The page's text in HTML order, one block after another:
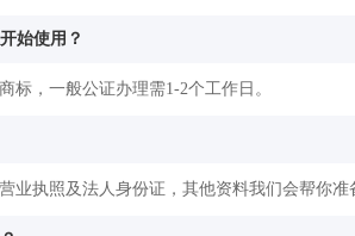
始使用？
标，一般公证办理需1-2个工作日。
业执照及法人身份证，其他资料我们会帮你准